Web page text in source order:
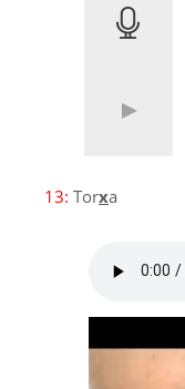
13: Torxa